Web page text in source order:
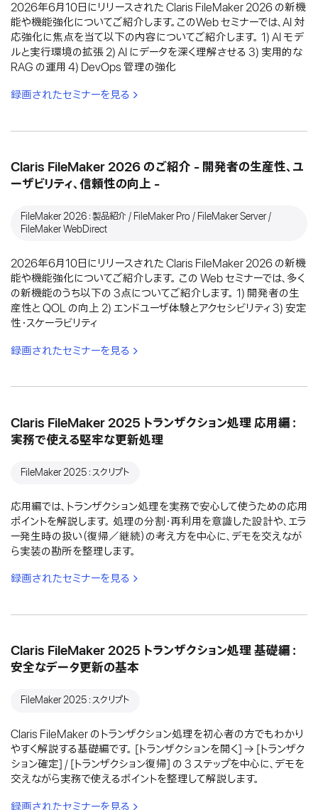
2026年6月10日にリリースされた Claris FileMaker 2026 の新機
能や機能強化についてご紹介します。このWeb セミナーでは、AI 対
応強化に焦点を当て以下の内容についてご紹介します。 1) AI モデ
ルと実行環境の拡張 2) AI にデータを深く理解させる 3) 実用的な
RAG の運用 4) DevOps 管理の強化
録画されたセミナーを見る
Claris FileMaker 2026 のご紹介 - 開発者の生産性、ユ
ーザビリティ、信頼性の向上 -
FileMaker 2026：製品紹介 / FileMaker Pro / FileMaker Server /
FileMaker WebDirect
2026年6月10日にリリースされた Claris FileMaker 2026 の新機
能や機能強化についてご紹介します。 この Web セミナーでは、多く
の新機能のうち以下の 3点についてご紹介します。 1) 開発者の生
産性と QOL の向上 2) エンドユーザ体験とアクセシビリティ 3) 安定
性・スケーラビリティ
録画されたセミナーを見る
Claris FileMaker 2025 トランザクション処理 応用編：
実務で使える堅牢な更新処理
FileMaker 2025：スクリプト
応用編では、トランザクション処理を実務で安心して使うための応用
ポイントを解説します。 処理の分割・再利用を意識した設計や、エラ
ー発生時の扱い（復帰／継続）の考え方を中心に、デモを交えなが
ら実装の勘所を整理します。
録画されたセミナーを見る
Claris FileMaker 2025 トランザクション処理 基礎編：
安全なデータ更新の基本
FileMaker 2025：スクリプト
Claris FileMaker のトランザクション処理を初心者の方でもわかり
やすく解説する基礎編です。 [トランザクションを開く] → [トランザク
ション確定] / [トランザクション復帰] の 3 ステップを中心に、デモを
交えながら実務で使えるポイントを整理して解説します。
録画されたセミナーを見る